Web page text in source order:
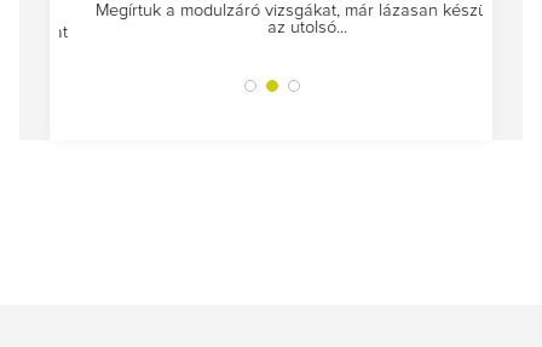
Megírtuk a modulzáró vizsgákat, már lázasan készülünk
az utolsó...